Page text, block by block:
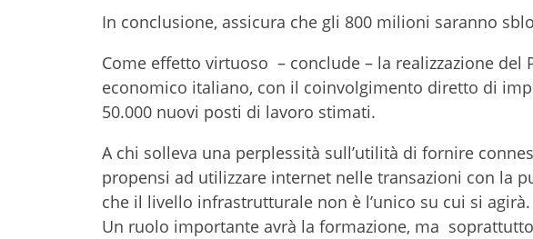
In conclusione, assicura che gli 800 milioni saranno
Come effetto virtuoso – conclude – la realizzazione
economico italiano, con il coinvolgimento diretto di
50.000 nuovi posti di lavoro stimati.
A chi solleva una perplessità sull’utilità di fornire
propensi ad utilizzare internet nelle transazioni con la
che il livello infrastrutturale non è l’unico su cui si agirà.
Un ruolo importante avrà la formazione, ma